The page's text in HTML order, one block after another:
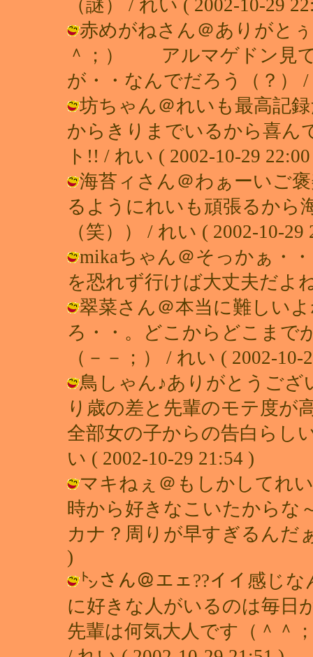
（謎） / れい ( 2002-10-29
赤めがねさん＠ありがと
＾；） アルマゲドン見て
が・・なんでだろう（？） /
坊ちゃん＠れいも最高記
からきりまでいるから喜ん
ト!! / れい ( 2002-10-29
海苔ィさん＠わぁーいご
るようにれいも頑張るから
（笑）） / れい ( 2002-10-29
mikaちゃん＠そっかぁ・
を恐れず行けば大丈夫だよ
翠菜さん＠本当に難しい
ろ・・。どこからどこまで
（－－；） / れい ( 2002-10-
鳥しゃん♪ありがとうご
り歳の差と先輩のモテ度が
全部女の子からの告白らし
い ( 2002-10-29 21:54 )
マキねぇ＠もしかしてれ
時から好きなこいたからな
カナ？周りが早すぎるんだ
)
㌧さん＠エェ??イイ感じ
に好きな人がいるのは毎日
先輩は何気大人です（＾＾